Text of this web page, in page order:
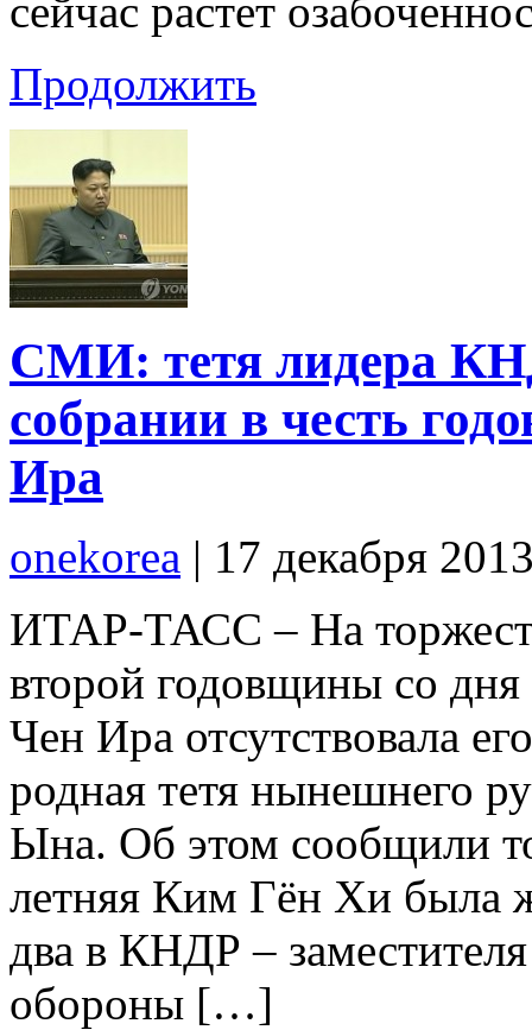
сейчас растет
Продолжить
СМИ: тетя лидера
собрании в честь
Ира
onekorea | 17 декабря
ИТАР-ТАСС – На
второй годовщины со
Чен Ира отсутствовала
родная тетя нынешнего
Ына. Об этом сообщили
летняя Ким Гён Хи была
два в КНДР – заместителя
обороны […]